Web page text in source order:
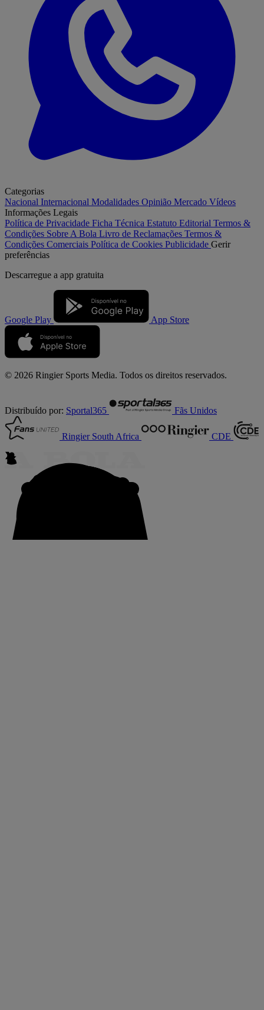
Categorias
Nacional Internacional Modalidades Opinião Mercado Vídeos
Informações Legais
Política de Privacidade Ficha Técnica Estatuto Editorial Termos &
Condições Sobre A Bola Livro de Reclamações Termos &
Condições Comerciais Política de Cookies Publicidade Gerir
preferências
Descarregue a app gratuita
Google Play App Store
© 2026 Ringier Sports Media. Todos os direitos reservados.
Distribuído por: Sportal365 Fãs Unidos
Ringier South Africa CDE